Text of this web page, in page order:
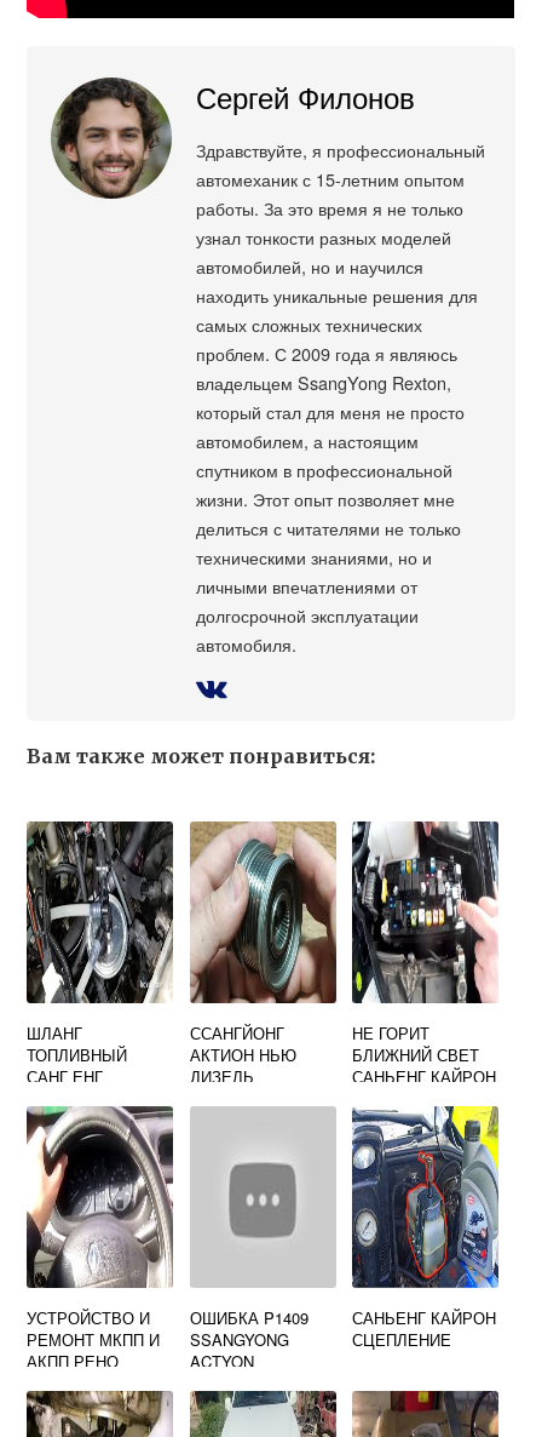
Сергей Филонов
Здравствуйте, я профессиональный
автомеханик с 15-летним опытом
работы. За это время я не только
узнал тонкости разных моделей
автомобилей, но и научился
находить уникальные решения для
самых сложных технических
проблем. С 2009 года я являюсь
владельцем SsangYong Rexton,
который стал для меня не просто
автомобилем, а настоящим
спутником в профессиональной
жизни. Этот опыт позволяет мне
делиться с читателями не только
техническими знаниями, но и
личными впечатлениями от
долгосрочной эксплуатации
автомобиля.
Вам также может понравиться:
ШЛАНГ
ТОПЛИВНЫЙ
САНГ ЕНГ
2277208400
ССАНГЙОНГ
АКТИОН НЬЮ
ДИЗЕЛЬ
НЕ ГОРИТ
БЛИЖНИЙ СВЕТ
САНЬЕНГ КАЙРОН
УСТРОЙСТВО И
РЕМОНТ МКПП И
АКПП РЕНО
ОШИБКА P1409
SSANGYONG
ACTYON
САНЬЕНГ КАЙРОН
СЦЕПЛЕНИЕ